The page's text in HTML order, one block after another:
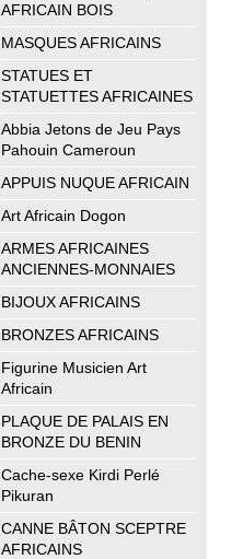
AFRICAIN BOIS
MASQUES AFRICAINS
STATUES ET
STATUETTES AFRICAINES
Abbia Jetons de Jeu Pays
Pahouin Cameroun
APPUIS NUQUE AFRICAIN
Art Africain Dogon
ARMES AFRICAINES
ANCIENNES-MONNAIES
BIJOUX AFRICAINS
BRONZES AFRICAINS
Figurine Musicien Art
Africain
PLAQUE DE PALAIS EN
BRONZE DU BENIN
Cache-sexe Kirdi Perlé
Pikuran
CANNE BÂTON SCEPTRE
AFRICAINS